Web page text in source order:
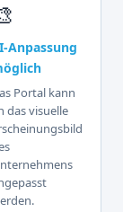
Anpassung
Portal kann
das visuelle